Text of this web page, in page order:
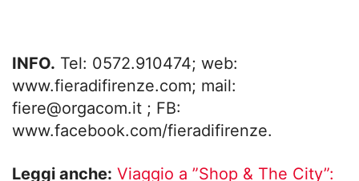
INFO. Tel: 0572.910474; web:
www.fieradifirenze.com; mail:
fiere@orgacom.it ; FB:
www.facebook.com/fieradifirenze.
Leggi anche: Viaggio a ”Shop & The City”: